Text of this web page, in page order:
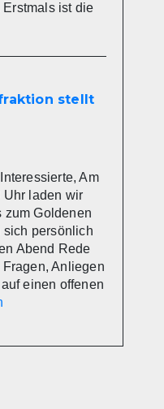
ist die
stellt
Am
Uhr laden wir
zum Goldenen
sich persönlich
Abend Rede
Anliegen
einen offenen